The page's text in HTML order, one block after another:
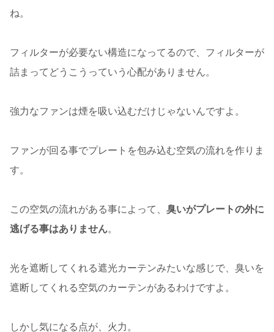
ね。
フィルターが必要ない構造になってるので、フィルターが
詰まってどうこうっていう心配がありません。
強力なファンは煙を吸い込むだけじゃないんですよ。
ファンが回る事でプレートを包み込む空気の流れを作りま
す。
この空気の流れがある事によって、 臭いがプレートの外に
逃げる事はありません。
光を遮断してくれる遮光カーテンみたいな感じで、臭いを
遮断してくれる空気のカーテンがあるわけですよ。
しかし気になる点が、火力。